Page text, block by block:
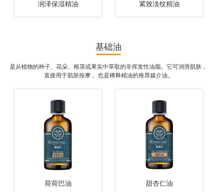
润泽保湿精油
查看更多
紧致淡纹精油
查看更多
基础油
是从植物的种子、花朵、根茎或果实中萃取的非挥发性油脂。它可润滑肌肤，
直接用于肌肤按摩， 也是稀释精油的推荐媒介油。
荷荷巴油 甜杏仁油